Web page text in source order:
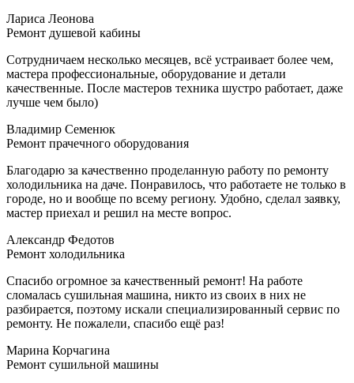
Лариса Леонова
Ремонт душевой кабины
Сотрудничаем несколько месяцев, всё устраивает более чем,
мастера профессиональные, оборудование и детали
качественные. После мастеров техника шустро работает, даже
лучше чем было)
Владимир Семенюк
Ремонт прачечного оборудования
Благодарю за качественно проделанную работу по ремонту
холодильника на даче. Понравилось, что работаете не только в
городе, но и вообще по всему региону. Удобно, сделал заявку,
мастер приехал и решил на месте вопрос.
Александр Федотов
Ремонт холодильника
Спасибо огромное за качественный ремонт! На работе
сломалась сушильная машина, никто из своих в них не
разбирается, поэтому искали специализированный сервис по
ремонту. Не пожалели, спасибо ещё раз!
Марина Корчагина
Ремонт сушильной машины